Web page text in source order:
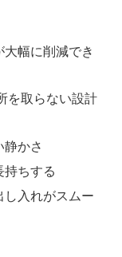
幅に削減でき
を取らない設計
かさ
ちする
入れがスムー